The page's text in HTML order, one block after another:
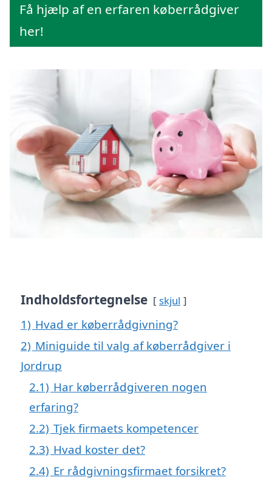
Få hjælp af en erfaren køberrådgiver
her!
Indholdsfortegnelse skjul
1) Hvad er køberrådgivning?
2) Miniguide til valg af køberrådgiver i
Jordrup
2.1) Har køberrådgiveren nogen
erfaring?
2.2) Tjek firmaets kompetencer
2.3) Hvad koster det?
2.4) Er rådgivningsfirmaet forsikret?